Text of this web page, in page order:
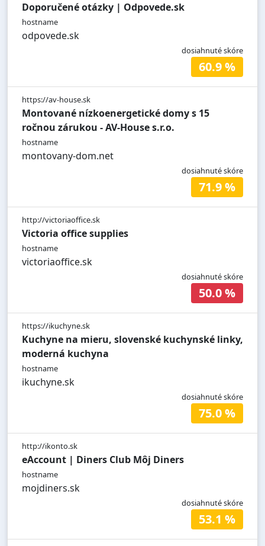
Doporučené otázky | Odpovede.sk
hostname
odpovede.sk
dosiahnuté skóre
60.9 %
https://av-house.sk
Montované nízkoenergetické domy s 15
ročnou zárukou - AV-House s.r.o.
hostname
montovany-dom.net
dosiahnuté skóre
71.9 %
http://victoriaoffice.sk
Victoria office supplies
hostname
victoriaoffice.sk
dosiahnuté skóre
50.0 %
https://ikuchyne.sk
Kuchyne na mieru, slovenské kuchynské linky,
moderná kuchyna
hostname
ikuchyne.sk
dosiahnuté skóre
75.0 %
http://ikonto.sk
eAccount | Diners Club Môj Diners
hostname
mojdiners.sk
dosiahnuté skóre
53.1 %